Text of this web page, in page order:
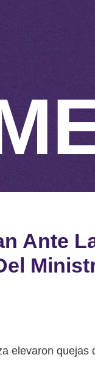
Ante
elevaron quejas